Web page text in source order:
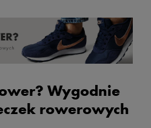
Wygodnie
rowerowych